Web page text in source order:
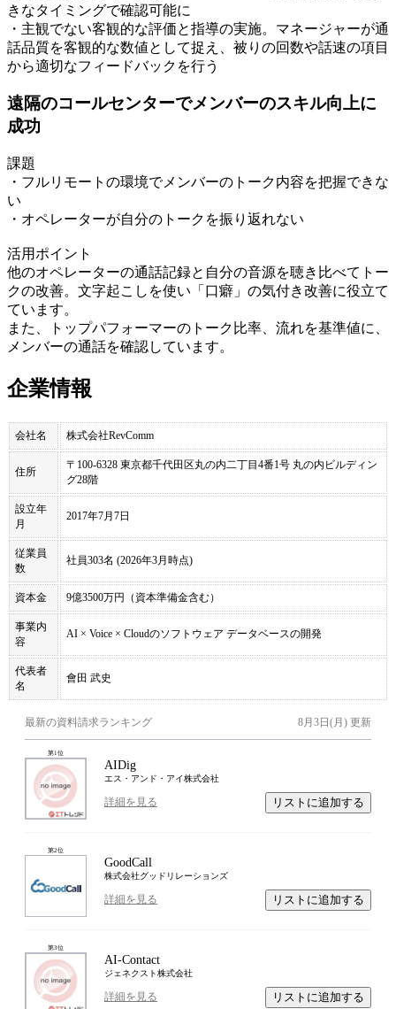
きなタイミングで確認可能に
・主観でない客観的な評価と指導の実施。マネージャーが通
話品質を客観的な数値として捉え、被りの回数や話速の項目
から適切なフィードバックを行う
遠隔のコールセンターでメンバーのスキル向上に
成功
課題
・フルリモートの環境でメンバーのトーク内容を把握できな
い
・オペレーターが自分のトークを振り返れない
活用ポイント
他のオペレーターの通話記録と自分の音源を聴き比べてトー
クの改善。文字起こしを使い「口癖」の気付き改善に役立て
ています。
また、トップパフォーマーのトーク比率、流れを基準値に、
メンバーの通話を確認しています。
企業情報
会社名 株式会社RevComm
住所
〒100-6328 東京都千代田区丸の内二丁目4番1号 丸の内ビルディン
グ28階
設立年
月
2017年7月7日
従業員
数
社員303名 (2026年3月時点)
資本金 9億3500万円（資本準備金含む）
事業内
容
AI × Voice × Cloudのソフトウェア データベースの開発
代表者
名
會田 武史
最新の資料請求ランキング 8月3日(月) 更新
第1位
AIDig
エス・アンド・アイ株式会社
詳細を見る リストに追加する
第2位
GoodCall
株式会社グッドリレーションズ
詳細を見る リストに追加する
第3位
AI-Contact
ジェネクスト株式会社
詳細を見る リストに追加する